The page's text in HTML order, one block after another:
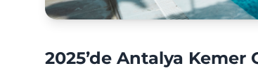
2025’de Antalya